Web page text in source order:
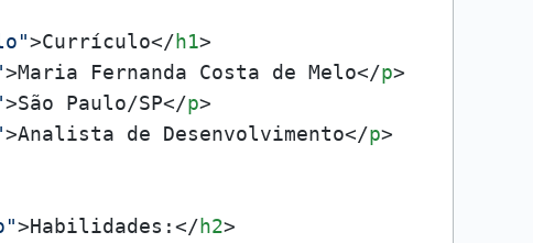
>Currículo</h1>
>Maria Fernanda Costa de Melo</p>
>São Paulo/SP</p>
>Analista de Desenvolvimento</p>
>Habilidades:</h2>